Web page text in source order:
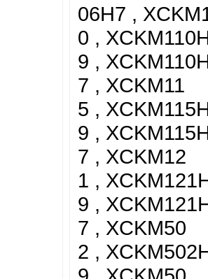
06H7 ,
0 ,
9 ,
7 , XCKM11
5 ,
9 ,
7 , XCKM12
1 ,
9 ,
7 , XCKM50
2 ,